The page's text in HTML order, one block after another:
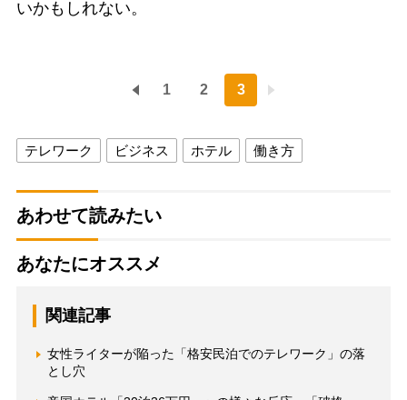
いかもしれない。
1 2 3
テレワーク ビジネス ホテル 働き方
あわせて読みたい
あなたにオススメ
関連記事
女性ライターが陥った「格安民泊でのテレワーク」の落
とし穴